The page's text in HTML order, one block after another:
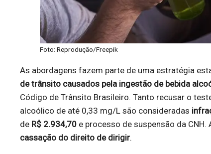
Foto: Reprodução/Freepik
As abordagens fazem parte de uma estratégia
de trânsito causados pela ingestão de bebida
Código de Trânsito Brasileiro. Tanto recusar o
alcoólico de até 0,33 mg/L são consideradas
de R$ 2.934,70e processo de suspensão da CNH.
cassação do direito de dirigir.